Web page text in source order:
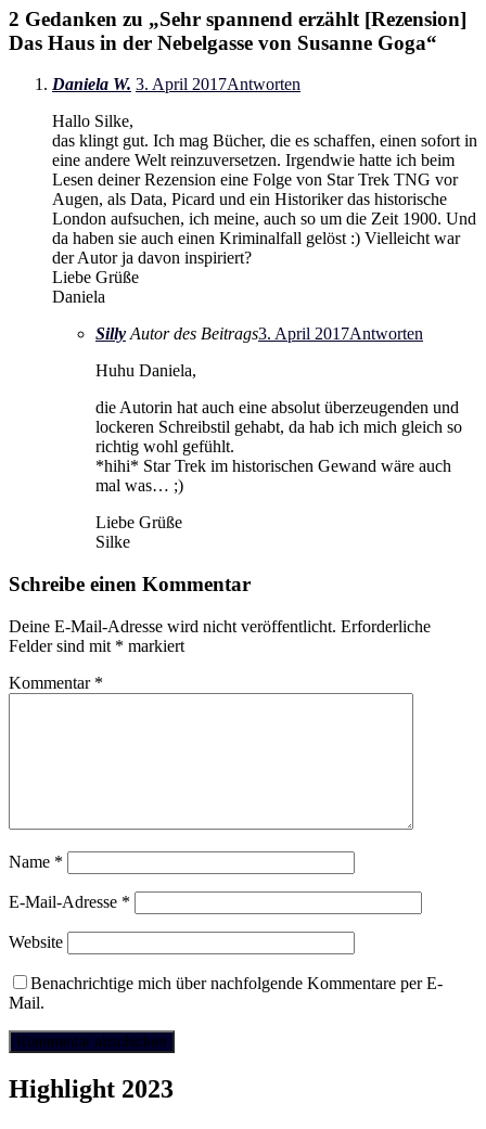
2 Gedanken zu „Sehr spannend erzählt [Rezension]
Das Haus in der Nebelgasse von Susanne Goga“
Daniela W. 3. April 2017Antworten
Hallo Silke,
das klingt gut. Ich mag Bücher, die es schaffen, einen sofort in
eine andere Welt reinzuversetzen. Irgendwie hatte ich beim
Lesen deiner Rezension eine Folge von Star Trek TNG vor
Augen, als Data, Picard und ein Historiker das historische
London aufsuchen, ich meine, auch so um die Zeit 1900. Und
da haben sie auch einen Kriminalfall gelöst :) Vielleicht war
der Autor ja davon inspiriert?
Liebe Grüße
Daniela
Silly Autor des Beitrags3. April 2017Antworten
Huhu Daniela,
die Autorin hat auch eine absolut überzeugenden und
lockeren Schreibstil gehabt, da hab ich mich gleich so
richtig wohl gefühlt.
*hihi* Star Trek im historischen Gewand wäre auch
mal was… ;)
Liebe Grüße
Silke
Schreibe einen Kommentar
Deine E-Mail-Adresse wird nicht veröffentlicht. Erforderliche
Felder sind mit * markiert
Kommentar *
Name *
E-Mail-Adresse *
Website
Benachrichtige mich über nachfolgende Kommentare per E-
Mail.
Highlight 2023